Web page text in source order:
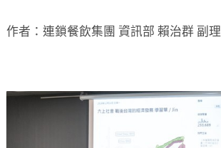
作者：連鎖餐飲集團 資訊部 賴治群 副理